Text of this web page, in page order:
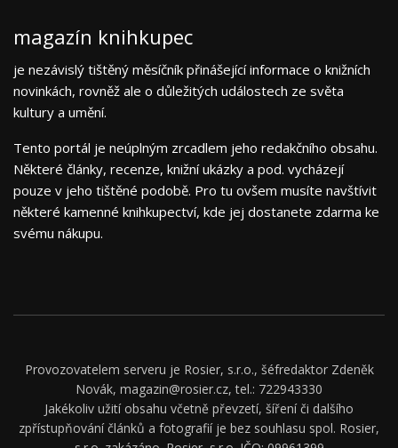
magazín knihkupec
je nezávislý tištěný měsíčník přinášející informace o knižních
novinkách, rovněž ale o důležitých událostech ze světa
kultury a umění.
Tento portál je neúplným zrcadlem jeho redakčního obsahu.
Některé články, recenze, knižní ukázky a pod. vycházejí
pouze v jeho tištěné podobě. Pro tu ovšem musíte navštívit
některé kamenné knihkupectví, kde jej dostanete zdarma ke
svému nákupu.
Provozovatelem serveru je Rosier, s.r.o., šéfredaktor Zdeněk
Novák, magazin@rosier.cz, tel.: 722943330
Jakékoliv užití obsahu včetně převzetí, šíření či dalšího
zpřístupňování článků a fotografií je bez souhlasu spol. Rosier,